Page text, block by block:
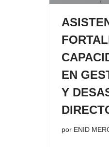
EN
Y
por ENID